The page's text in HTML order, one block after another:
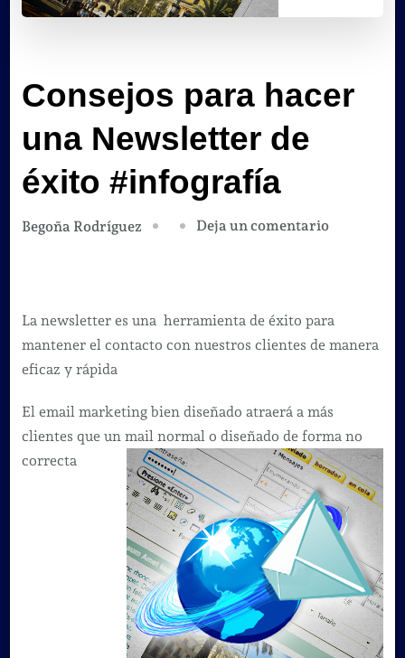
Consejos para hacer
una Newsletter de
éxito #infografía
Begoña Rodríguez Deja un comentarioen
una
Newsletter
#infografía
La newsletter es una herramienta de éxito para
mantener el contacto con nuestros clientes de manera
eficaz y rápida
El email marketing bien diseñado atraerá a más
clientes que un mail normal o diseñado de forma no
correcta